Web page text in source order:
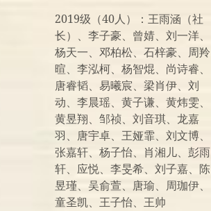
2019级（40人）：王雨涵（社
长）、李子豪、曾婧、刘一洋、
杨天一、邓柏松、石梓豪、周羚
暄、李泓柯、杨智焜、尚诗睿、
唐睿韬、易曦宸、梁肖伊、刘
动、李晨瑶、黄子谦、黄炜雯、
黄昱翔、邹祯、刘音琪、龙嘉
羽、唐宇卓、王娅霏、刘文博、
张嘉轩、杨子怡、肖湘儿、彭雨
轩、应悦、李旻希、刘子嘉、陈
昱瑾、吴俞萱、唐瑜、周珈伊、
童圣凯、王子怡、王帅